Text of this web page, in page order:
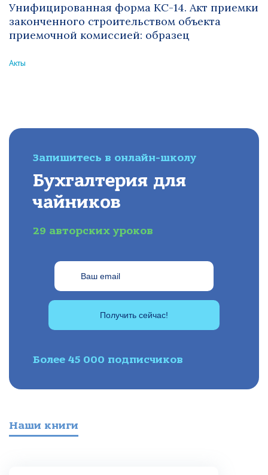
Унифицированная форма КС-14. Акт приемки
законченного строительством объекта
приемочной комиссией: образец
Акты
Запишитесь в онлайн-школу
Бухгалтерия для
чайников
29 авторских уроков
Получить сейчас!
Более 45 000 подписчиков
Наши книги